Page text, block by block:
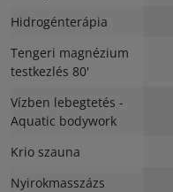
Hidrogénterápia
Tengeri magnézium
testkezlés 80'
Vízben lebegtetés -
Aquatic bodywork
Krio szauna
Nyirokmasszázs